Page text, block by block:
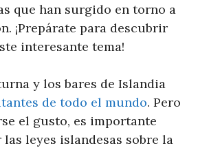
que han surgido en torno a
¡Prepárate para descubrir
interesante tema!
y los bares de Islandia
de todo el mundo. Pero
el gusto, es importante
leyes islandesas sobre la